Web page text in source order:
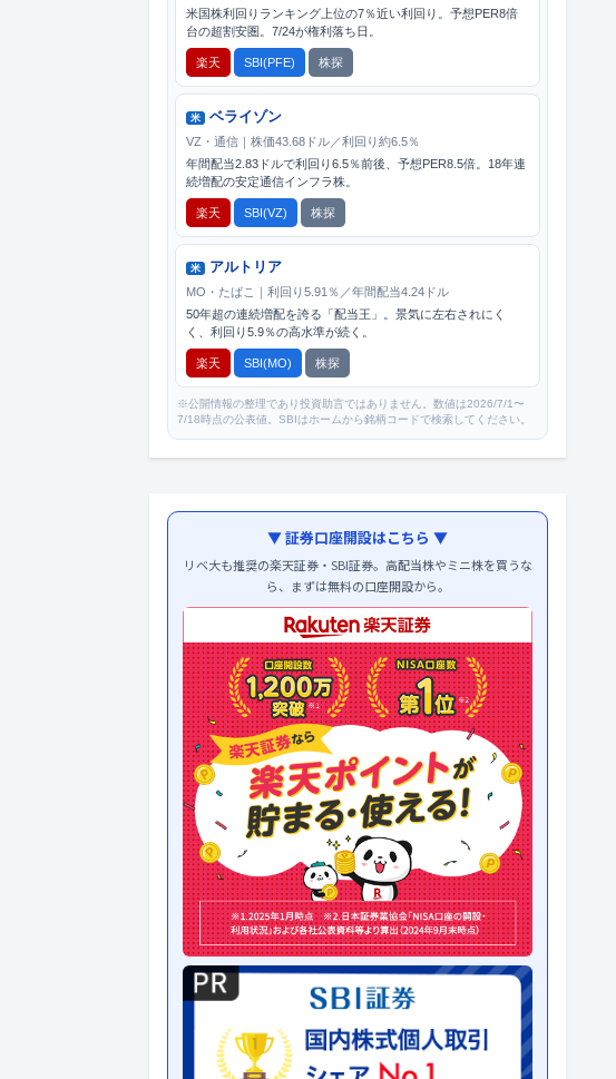
米国株利回りランキング上位の7％近い利回り。予想PER8倍
台の超割安圏。7/24が権利落ち日。
楽天 SBI(PFE) 株探
米 ベライゾン
VZ・通信｜株価43.68ドル／利回り約6.5％
年間配当2.83ドルで利回り6.5％前後、予想PER8.5倍。18年連
続増配の安定通信インフラ株。
楽天 SBI(VZ) 株探
米 アルトリア
MO・たばこ｜利回り5.91％／年間配当4.24ドル
50年超の連続増配を誇る「配当王」。景気に左右されにく
く、利回り5.9％の高水準が続く。
楽天 SBI(MO) 株探
※公開情報の整理であり投資助言ではありません。数値は2026/7/1〜
7/18時点の公表値。SBIはホームから銘柄コードで検索してください。
▼ 証券口座開設はこちら ▼
リベ大も推奨の楽天証券・SBI証券。高配当株やミニ株を買うな
ら、まずは無料の口座開設から。